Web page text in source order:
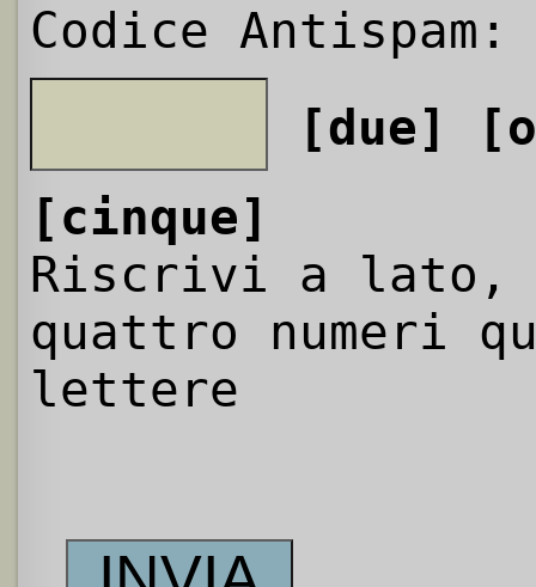
Codice Antispam:
[due]
[cinque]
Riscrivi a
quattro numeri
lettere